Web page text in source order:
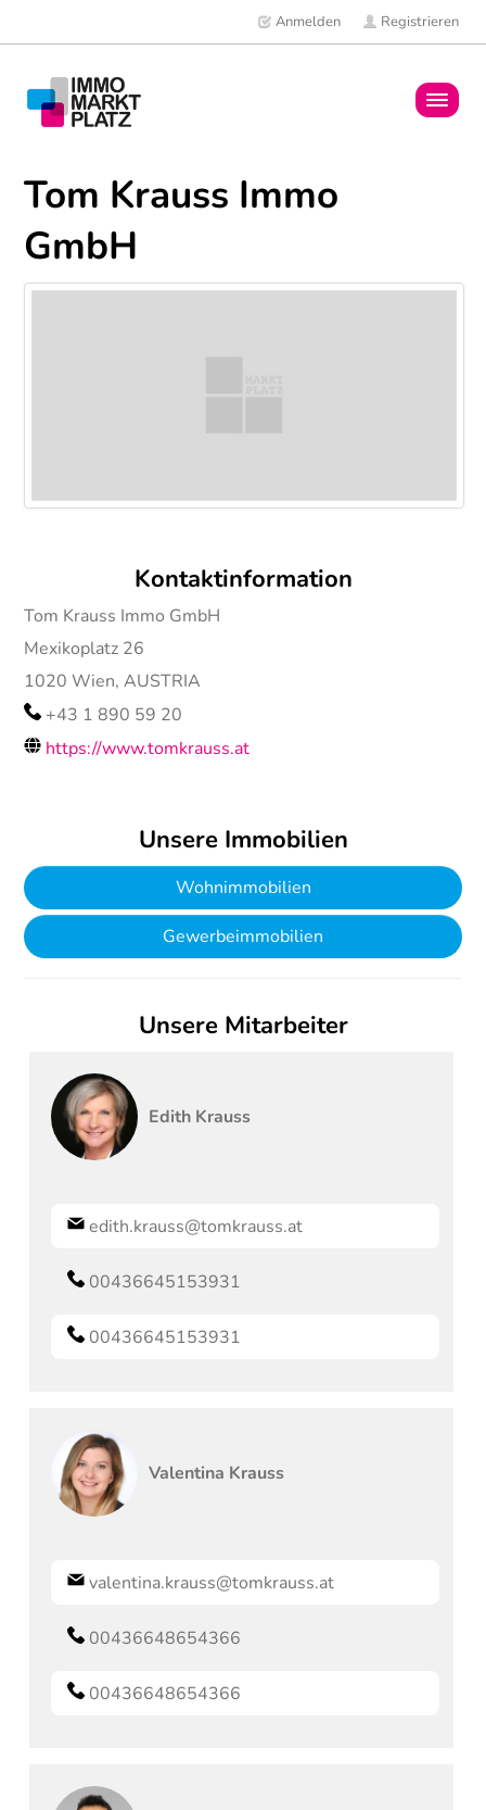
Anmelden Registrieren
Mitglieder
Tom Krauss Immo
GmbH
Kontaktinformation
Tom Krauss Immo GmbH
Mexikoplatz 26
1020Wien, AUSTRIA
+43 1 890 59 20
https://www.tomkrauss.at
Unsere Immobilien
Wohnimmobilien
Gewerbeimmobilien
Unsere Mitarbeiter
Edith Krauss
edith.krauss@tomkrauss.at
00436645153931
00436645153931
Valentina Krauss
valentina.krauss@tomkrauss.at
00436648654366
00436648654366